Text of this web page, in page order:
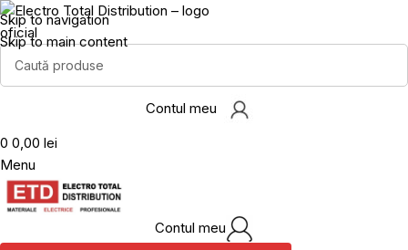
Skip to navigation
Skip to main content
Contul meu
0 0,00 lei
Menu
Contul meu